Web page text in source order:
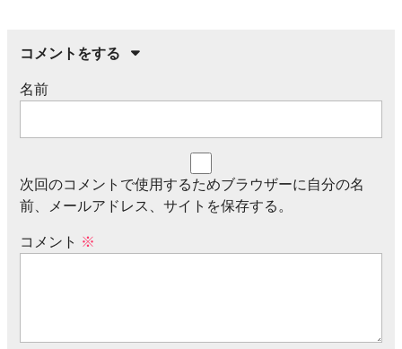
コメントをする
名前
次回のコメントで使用するためブラウザーに自分の名
前、メールアドレス、サイトを保存する。
コメント ※